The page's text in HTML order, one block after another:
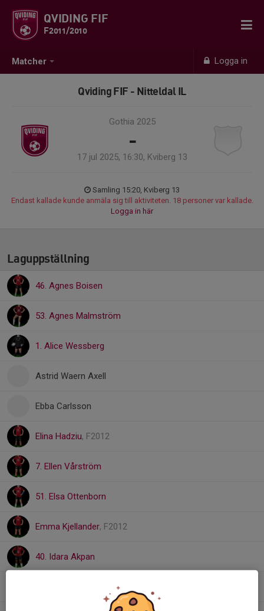
Matcher Logga in
QVIDING FIF
F2011/2010
Qviding FIF - Nitteldal IL
Gothia 2025
-
17 jul 2025, 16:30, Kviberg 13
Samling 15:20, Kviberg 13
Endast kallade kunde anmäla sig till aktiviteten. 18 personer var kallade.
Logga in här
Laguppställning
46. Agnes Boisen
53. Agnes Malmström
1. Alice Wessberg
Astrid Waern Axell
Ebba Carlsson
Elina Hadziu, F2012
7. Ellen Vårström
51. Elsa Ottenborn
Emma Kjellander, F2012
40. Idara Akpan